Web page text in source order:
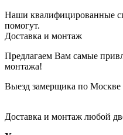
Наши квалифицированные
помогут.
Доставка и монтаж
Предлагаем Вам самые
монтажа!
Выезд замерщика по Москве
Доставка и монтаж любой